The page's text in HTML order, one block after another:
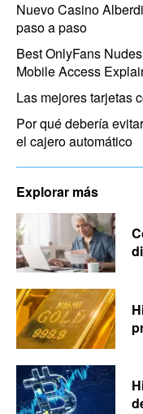
Nuevo Casino
paso a paso
Best OnlyFans
Mobile Access
Las mejores tarjetas
Por qué debería
el cajero automático
Explorar más